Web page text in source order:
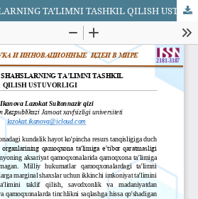
SUDLANGAN SHAHSLARNING TA’LIMNI TASHKIL QILISH USTUVORLIGI